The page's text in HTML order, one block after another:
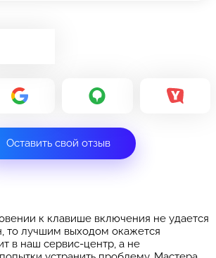
Оставить свой отзыв
к клавише включения не удается
то лучшим выходом окажется
в наш сервис-центр, а не